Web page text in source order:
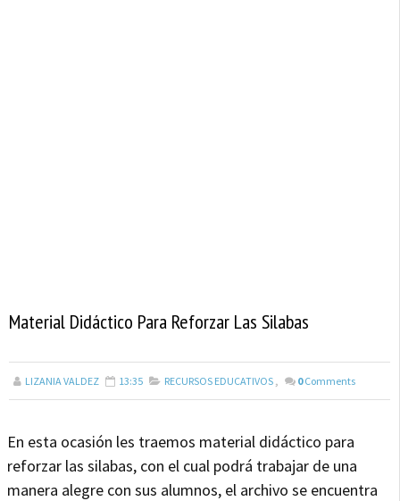
Material Didáctico Para Reforzar Las Silabas
LIZANIA VALDEZ 13:35 RECURSOS EDUCATIVOS , 0 Comments
En esta ocasión les traemos material didáctico para
reforzar las silabas, con el cual podrá trabajar de una
manera alegre con sus alumnos, el archivo se encuentra